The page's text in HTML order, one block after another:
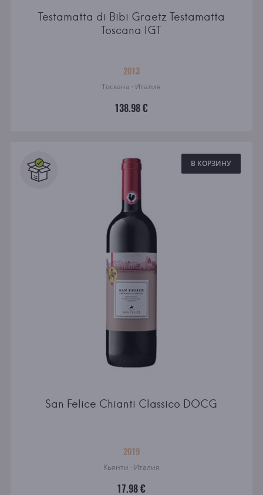
Testamatta di Bibi Graetz Testamatta
Toscana IGT
2013
Тоскана · Италия
138.98 €
В КОРЗИНУ
San Felice Chianti Classico DOCG
2019
Кьянти · Италия
17.98 €